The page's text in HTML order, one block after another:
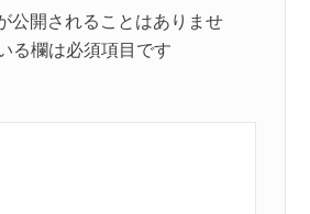
公開されることはありませ
る欄は必須項目です